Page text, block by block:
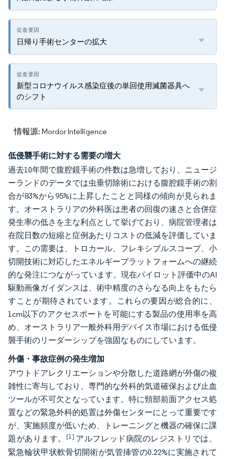
日帰り手術センターの拡大
新型コロナウイルス感染症後の単回使用滅菌器具へ
のシフト
情報源: Mordor Intelligence
低侵襲手術に対する需要の増大
過去10年間で腹腔鏡手術の件数は急増しており、ニュージ
ーランドのデータでは虫垂切除術における腹腔鏡手術の割
合が83%から95%に上昇したことと同様の傾向が見られま
す。オーストラリアの外科医は患者の回復の速さと合併症
発生率の低さを主な利点として挙げており、病院管理者は
在院日数の短縮と症例あたりコストの低減を評価していま
す。この需要は、トロカール、フレキシブルスコープ、小
切開技術に対応したエネルギープラットフォームへの継続
的な発注につながっています。現在パイロット評価中のAI
駆動画像ガイダンスは、術中精度のさらなる向上をもたら
すことが期待されています。これらの要因が総合的に、
1cm以下のアクセスポートを可能にする製品の使用率を高
め、オーストラリア一般外科用デバイス市場における低侵
襲手術のリーダーシップを強固なものにしています。
外傷・事故症例の発生増加
アウトドアレクリエーションや分散した道路網が外傷の複
雑性に寄与しており、専門的な外科的気道確保および止血
ツールが不可欠となっています。特に頸部前面アクセス処
置などの緊急外科的処置は外傷センターにとって重要です
が、実施頻度が低いため、トレーニングと機器の確保に課
題があります。 [1] アルフレッド病院のレジストリでは、
緊急輪状甲状軟骨切開術が気管挿管の0.22%に実施されて